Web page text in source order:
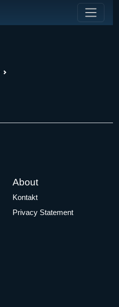
About
Kontakt
Privacy Statement